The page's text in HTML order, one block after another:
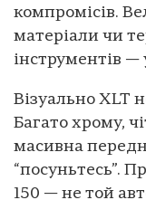
компромісів.
матеріали чи
інструментів —
Візуально XLT
Багато хрому,
масивна
“посуньтесь”.
150 — не той